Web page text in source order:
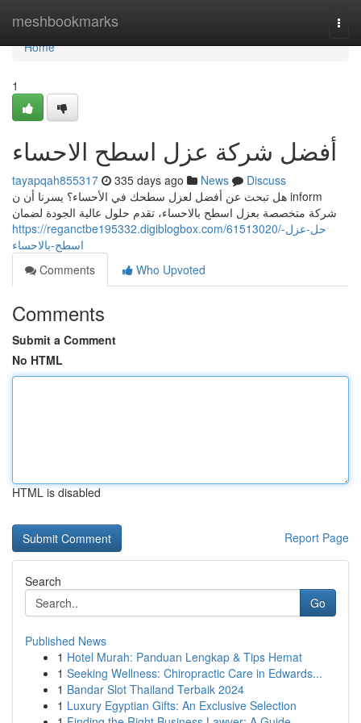
meshbookmarks
Home
Home
1
أفضل شركة عزل اسطح الاحساء
tayapqah855317 335 days ago News
Discuss
هل تبحث عن أفضل لعزل سطحك في الأحساء؟ يسرنا أن ن inform
شركة متخصصة بعزل اسطح بالاحساء، تقدم حلول عالية الجودة لضمان
https://reganctbe195332.digiblogbox.com/61513020/حل-عزل-
اسطح-بالاحساء
Comments
Who Upvoted
Comments
Submit a Comment
No HTML
HTML is disabled
Report Page
Search
Go
Published News
1 Hotel Murah: Panduan Lengkap & Tips Hemat
1 Seeking Wellness: Chiropractic Care in Edwards...
1 Bandar Slot Thailand Terbaik 2024
1 Luxury Egyptian Gifts: An Exclusive Selection